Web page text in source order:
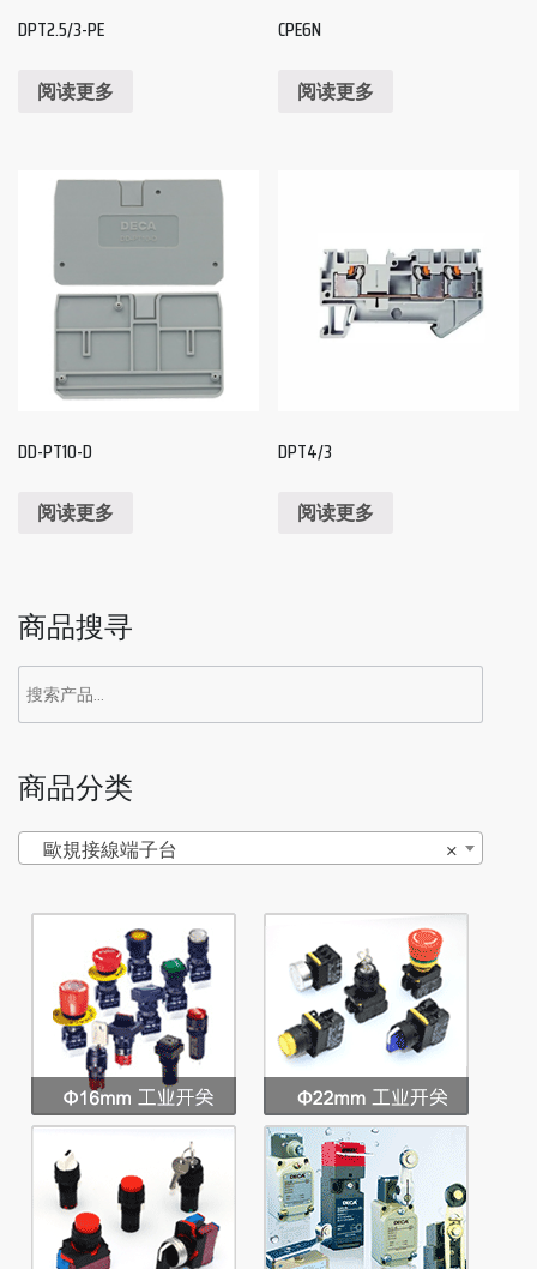
DPT2.5/3-PE
阅读更多
CPE6N
阅读更多
DD-PT10-D
阅读更多
DPT4/3
阅读更多
商品搜寻
商品分类
×
歐規接線端子台